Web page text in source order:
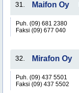
31. Maifon Oy
Puh. (09) 681 2380
Faksi (09) 677 040
32. Mirafon Oy
Puh. (09) 437 5501
Faksi (09) 437 5502